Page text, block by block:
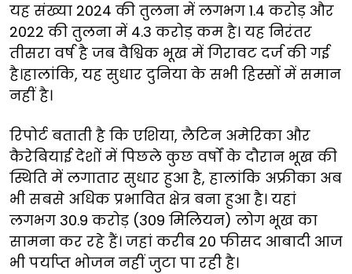
यह संख्या 2024 की तुलना में लगभग 1.4 करोड़ और
2022 की तुलना में 4.3 करोड़ कम है। यह निरंतर
तीसरा वर्ष है जब वैश्विक भूख में गिरावट दर्ज की गई
है।हालांकि, यह सुधार दुनिया के सभी हिस्सों में समान
नहीं है।
रिपोर्ट बताती है कि एशिया, लैटिन अमेरिका और
कैरेबियाई देशों में पिछले कुछ वर्षों के दौरान भूख की
स्थिति में लगातार सुधार हुआ है, हालांकि अफ्रीका अब
भी सबसे अधिक प्रभावित क्षेत्र बना हुआ है। यहां
लगभग 30.9 करोड़ (309 मिलियन) लोग भूख का
सामना कर रहे हैं। जहां करीब 20 फीसद आबादी आज
भी पर्याप्त भोजन नहीं जुटा पा रही है।